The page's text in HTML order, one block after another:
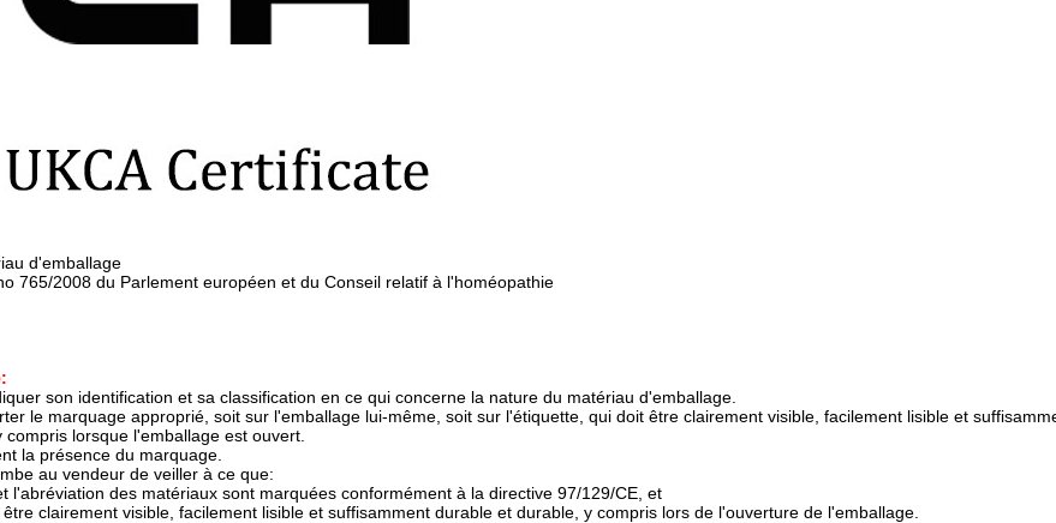
d'emballage
765/2008 du Parlement européen et du Conseil relatif à l'homéopathie
son identification et sa classification en ce qui concerne la nature du matériau d'emballage.
le marquage approprié, soit sur l'emballage lui-même, soit sur l'étiquette, qui doit être clairement visible, facilement lisible et
lorsque l'emballage est ouvert.
la présence du marquage.
au vendeur de veiller à ce que:
l'abréviation des matériaux sont marquées conformément à la directive 97/129/CE, et
clairement visible, facilement lisible et suffisamment durable et durable, y compris lors de l'ouverture de l'emballage.